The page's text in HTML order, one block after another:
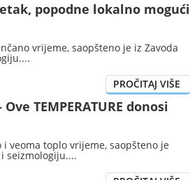
popodne lokalno mogući
vrijeme, saopšteno je iz Zavoda
TEMPERATURE donosi
veoma toplo vrijeme, saopšteno je
seizmologiju.